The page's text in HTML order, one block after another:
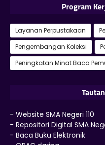
Program
Layanan Perpustakaan
Pengembangan Koleksi
Peningkatan Minat Baca
- Website SMA Negeri 110
- Repositori Digital SMA
- Baca Buku Elektronik